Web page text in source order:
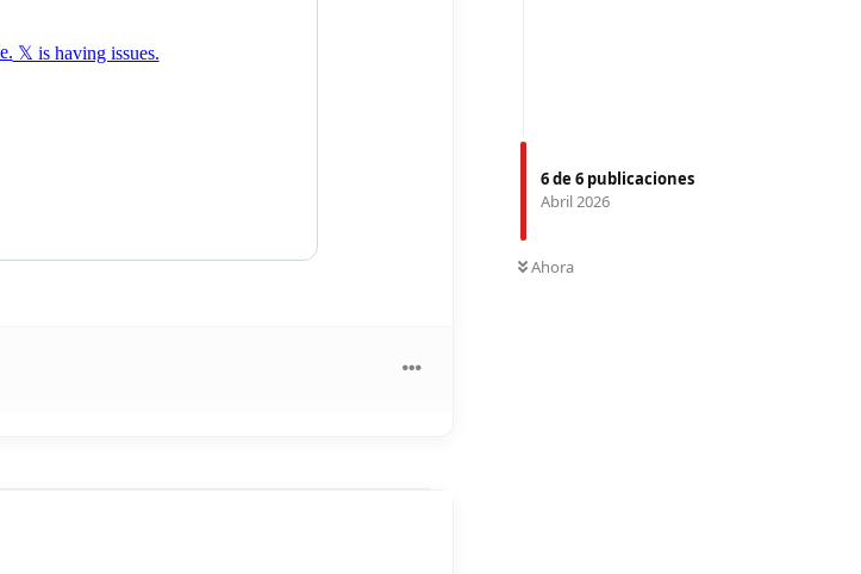
6de 6 publicaciones
Abril 2026
Ahora